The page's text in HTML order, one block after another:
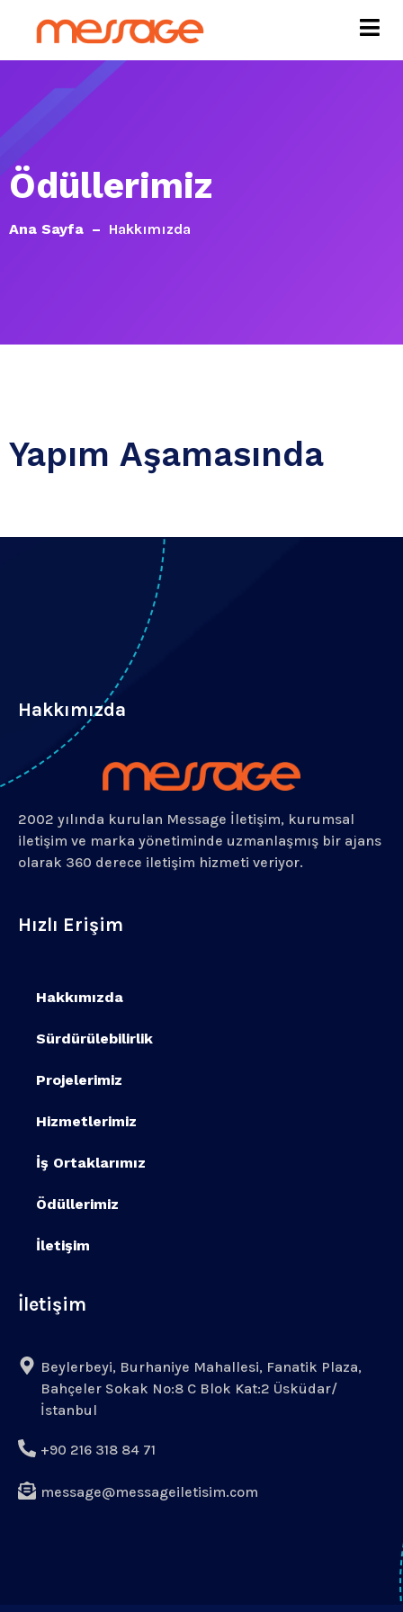
Ödüllerimiz
Ana Sayfa Hakkımızda
Yapım Aşamasında
Hakkımızda
2002 yılında kurulan Message İletişim, kurumsal
iletişim ve marka yönetiminde uzmanlaşmış bir ajans
olarak 360 derece iletişim hizmeti veriyor.
Hızlı Erişim
Hakkımızda
Sürdürülebilirlik
Projelerimiz
Hizmetlerimiz
İş Ortaklarımız
Ödüllerimiz
İletişim
İletişim
Beylerbeyi, Burhaniye Mahallesi, Fanatik Plaza,
Bahçeler Sokak No:8 C Blok Kat:2 Üsküdar/
İstanbul
+90 216 318 84 71
message@messageiletisim.com